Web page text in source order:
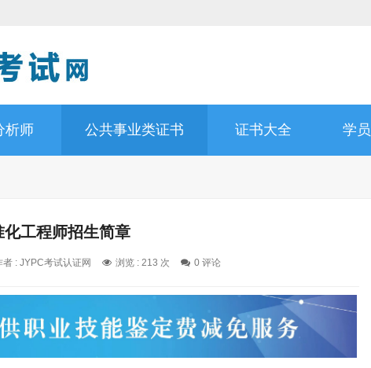
析师 公共事业类证书 证书大全 学
化工程师招生简章
者 : JYPC考试认证网 浏览 : 213 次 0 评论